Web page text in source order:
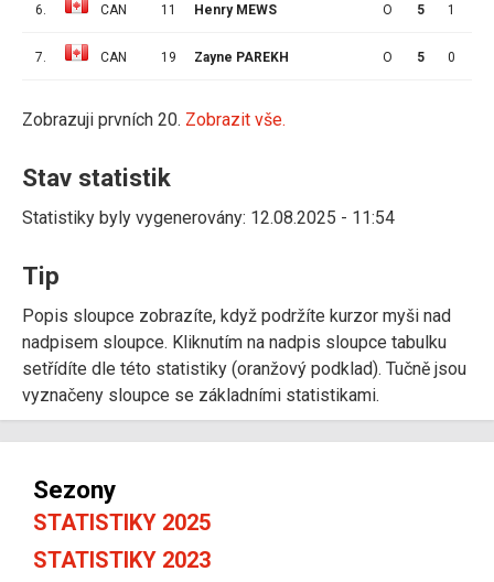
6. CAN 11 Henry MEWS O 5 1
7. CAN 19 Zayne PAREKH O 5 0
Zobrazuji prvních 20. Zobrazit vše.
Stav statistik
Statistiky byly vygenerovány: 12.08.2025 - 11:54
Tip
Popis sloupce zobrazíte, když podržíte kurzor myši nad
nadpisem sloupce. Kliknutím na nadpis sloupce tabulku
setřídíte dle této statistiky (oranžový podklad). Tučně jsou
vyznačeny sloupce se základními statistikami.
Sezony
STATISTIKY 2025
STATISTIKY 2023